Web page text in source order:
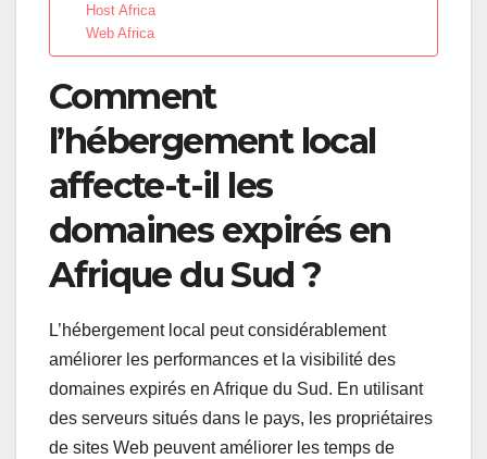
Host Africa
Web Africa
Comment
l’hébergement local
affecte-t-il les
domaines expirés en
Afrique du Sud ?
L’hébergement local peut considérablement
améliorer les performances et la visibilité des
domaines expirés en Afrique du Sud. En utilisant
des serveurs situés dans le pays, les propriétaires
de sites Web peuvent améliorer les temps de